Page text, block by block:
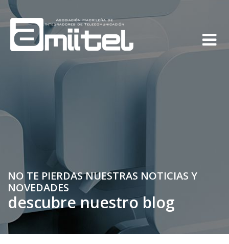
NO TE PIERDAS NUESTRAS NOTICIAS Y
NOVEDADES
descubre nuestro blog